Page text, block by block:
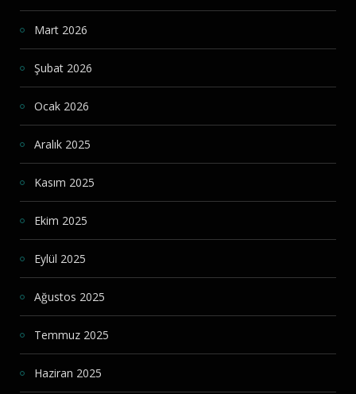
Mart 2026
Şubat 2026
Ocak 2026
Aralık 2025
Kasım 2025
Ekim 2025
Eylül 2025
Ağustos 2025
Temmuz 2025
Haziran 2025